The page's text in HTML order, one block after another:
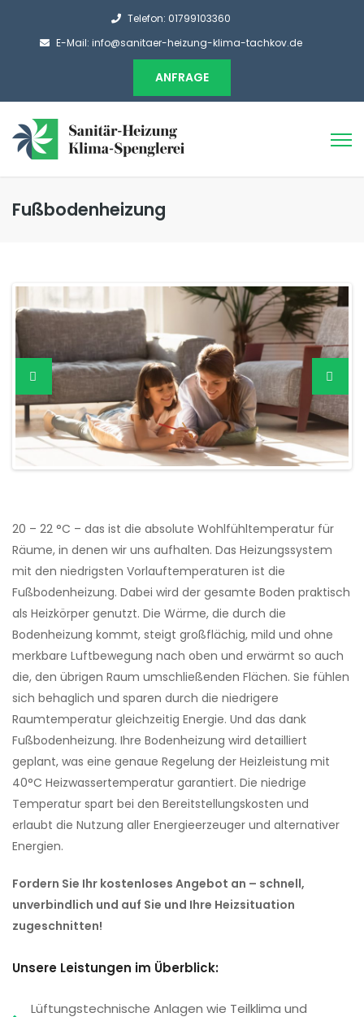
Telefon: 01799103360
E-Mail: info@sanitaer-heizung-klima-tachkov.de
ANFRAGE
Fußbodenheizung
20 – 22 °C – das ist die absolute Wohlfühltemperatur für
Räume, in denen wir uns aufhalten. Das Heizungssystem
mit den niedrigsten Vorlauftemperaturen ist die
Fußbodenheizung. Dabei wird der gesamte Boden praktisch
als Heizkörper genutzt. Die Wärme, die durch die
Bodenheizung kommt, steigt großflächig, mild und ohne
merkbare Luftbewegung nach oben und erwärmt so auch
die, den übrigen Raum umschließenden Flächen. Sie fühlen
sich behaglich und sparen durch die niedrigere
Raumtemperatur gleichzeitig Energie. Und das dank
Fußbodenheizung. Ihre Bodenheizung wird detailliert
geplant, was eine genaue Regelung der Heizleistung mit
40°C Heizwassertemperatur garantiert. Die niedrige
Temperatur spart bei den Bereitstellungskosten und
erlaubt die Nutzung aller Energieerzeuger und alternativer
Energien.
Fordern Sie Ihr kostenloses Angebot an – schnell,
unverbindlich und auf Sie und Ihre Heizsituation
zugeschnitten!
Unsere Leistungen im Überblick:
Lüftungstechnische Anlagen wie Teilklima und